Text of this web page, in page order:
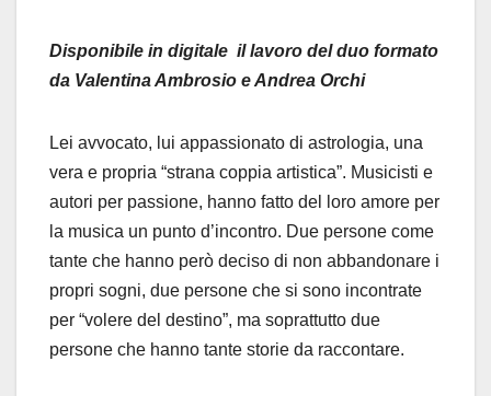
Disponibile in digitale il lavoro del duo formato
da Valentina Ambrosio e Andrea Orchi
Lei avvocato, lui appassionato di astrologia, una
vera e propria “strana coppia artistica”. Musicisti e
autori per passione, hanno fatto del loro amore per
la musica un punto d’incontro. Due persone come
tante che hanno però deciso di non abbandonare i
propri sogni, due persone che si sono incontrate
per “volere del destino”, ma soprattutto due
persone che hanno tante storie da raccontare.